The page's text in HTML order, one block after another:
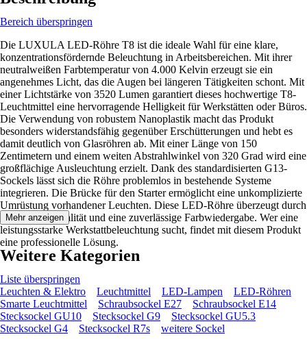
Bereich überspringen
Die LUXULA LED-Röhre T8 ist die ideale Wahl für eine klare,
konzentrationsfördernde Beleuchtung in Arbeitsbereichen. Mit ihrer
neutralweißen Farbtemperatur von 4.000 Kelvin erzeugt sie ein
angenehmes Licht, das die Augen bei längeren Tätigkeiten schont. Mit
einer Lichtstärke von 3520 Lumen garantiert dieses hochwertige T8-
Leuchtmittel eine hervorragende Helligkeit für Werkstätten oder Büros.
Die Verwendung von robustem Nanoplastik macht das Produkt
besonders widerstandsfähig gegenüber Erschütterungen und hebt es
damit deutlich von Glasröhren ab. Mit einer Länge von 150
Zentimetern und einem weiten Abstrahlwinkel von 320 Grad wird eine
großflächige Ausleuchtung erzielt. Dank des standardisierten G13-
Sockels lässt sich die Röhre problemlos in bestehende Systeme
integrieren. Die Brücke für den Starter ermöglicht eine unkomplizierte
Umrüstung vorhandener Leuchten. Diese LED-Röhre überzeugt durch
ihre Materialqualität und eine zuverlässige Farbwiedergabe. Wer eine
leistungsstarke Werkstattbeleuchtung sucht, findet mit diesem Produkt
eine professionelle Lösung.
Mehr anzeigen
Weitere Kategorien
Liste überspringen
Leuchten & Elektro
Leuchtmittel LED-Lampen
LED-Röhren
Smarte Leuchtmittel
Schraubsockel E27
Schraubsockel E14
Stecksockel GU10
Stecksockel G9
Stecksockel GU5.3
Stecksockel G4
Stecksockel R7s weitere Sockel